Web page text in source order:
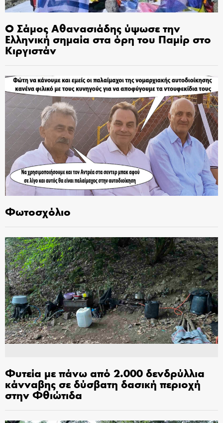
Ο Σάμος Αθανασιάδης ύψωσε την
Ελληνική σημαία στα όρη του Παμίρ στο
Κιργιστάν
Φωτοσχόλιο
Φυτεία με πάνω από 2.000 δενδρύλλια
κάνναβης σε δύσβατη δασική περιοχή
στην Φθιώτιδα